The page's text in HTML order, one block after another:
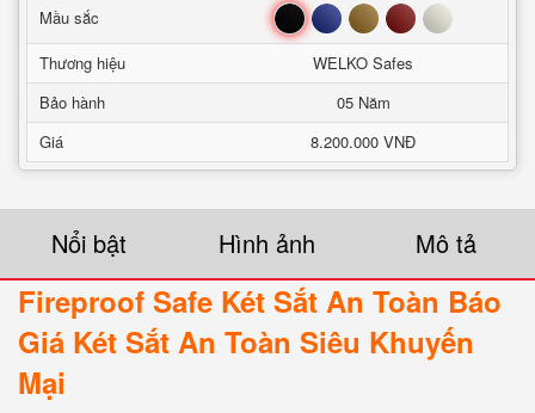
Mầu sắc Đen Xanh Nâu Đỏ Trắng
Thương hiệu
WELKO Safes
Bảo hành
05 Năm
Giá
8.200.000 VNĐ
Nổi bật Hình ảnh Mô tả
Fireproof Safe Két Sắt An Toàn Báo
Giá Két Sắt An Toàn Siêu Khuyến
Mại